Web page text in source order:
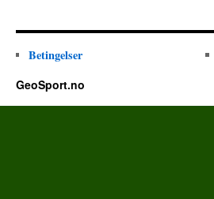
Betingelser
GeoSport.no